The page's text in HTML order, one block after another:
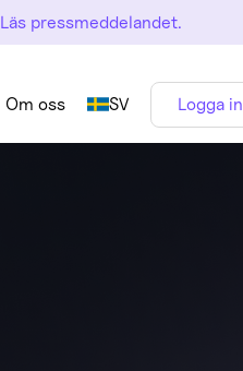
Läs pressmeddelandet.
Om oss SV Logga in